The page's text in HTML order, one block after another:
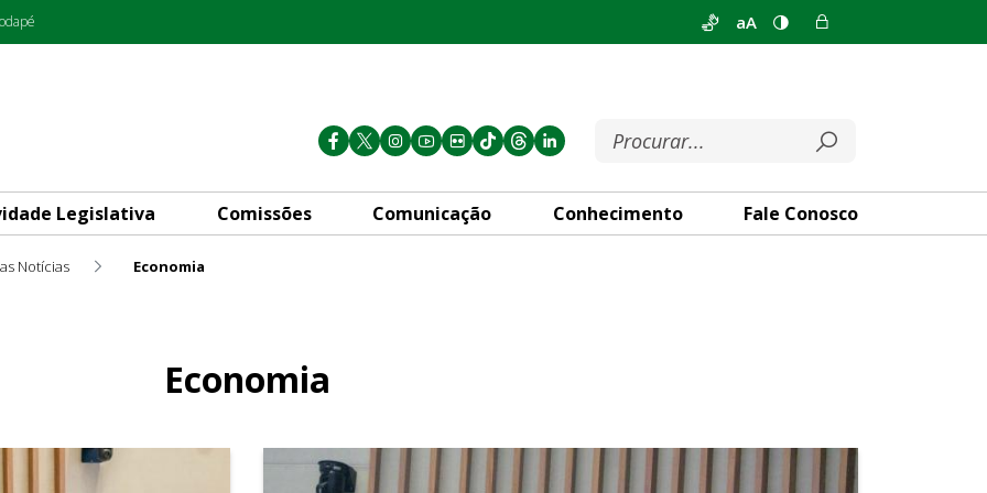
aA
Legislativa Comissões Comunicação Conhecimento Fale Conosco
Notícias Economia
Economia